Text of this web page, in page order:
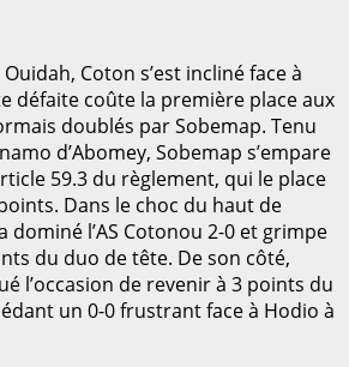
Coton s’est incliné face à
défaite coûte la première place aux
doublés par Sobemap. Tenu
d’Abomey, Sobemap s’empare
59.3 du règlement, qui le place
Dans le choc du haut de
dominé l’AS Cotonou 2-0 et grimpe
du duo de tête. De son côté,
l’occasion de revenir à 3 points du
un 0-0 frustrant face à Hodio à